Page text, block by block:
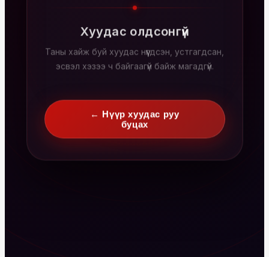
Хуудас олдсонгүй
Таны хайж буй хуудас нүүгдсэн, устгагдсан,
эсвэл хэзээ ч байгаагүй байж магадгүй.
← Нүүр хуудас руу
буцах